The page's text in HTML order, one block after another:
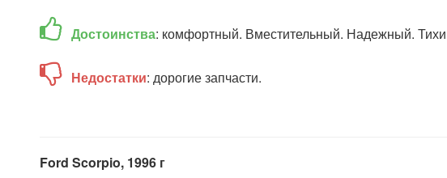
Достоинства: комфортный. Вместительный. Надежный.
Недостатки: дорогие запчасти.
Ford Scorpio, 1996 г